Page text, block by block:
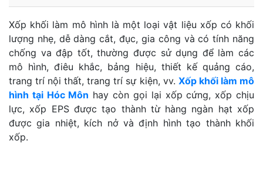
Xốp khối làm mô hình là một loại vật liệu xốp có khối
lượng nhẹ, dễ dàng cắt, đục, gia công và có tính năng
chống va đập tốt, thường được sử dụng để làm các
mô hình, điêu khắc, bảng hiệu, thiết kế quảng cáo,
trang trí nội thất, trang trí sự kiện, vv. Xốp khối làm mô
hình tại Hóc Môn hay còn gọi lại xốp cứng, xốp chịu
lực, xốp EPS được tạo thành từ hàng ngàn hạt xốp
được gia nhiệt, kích nở và định hình tạo thành khối
xốp.